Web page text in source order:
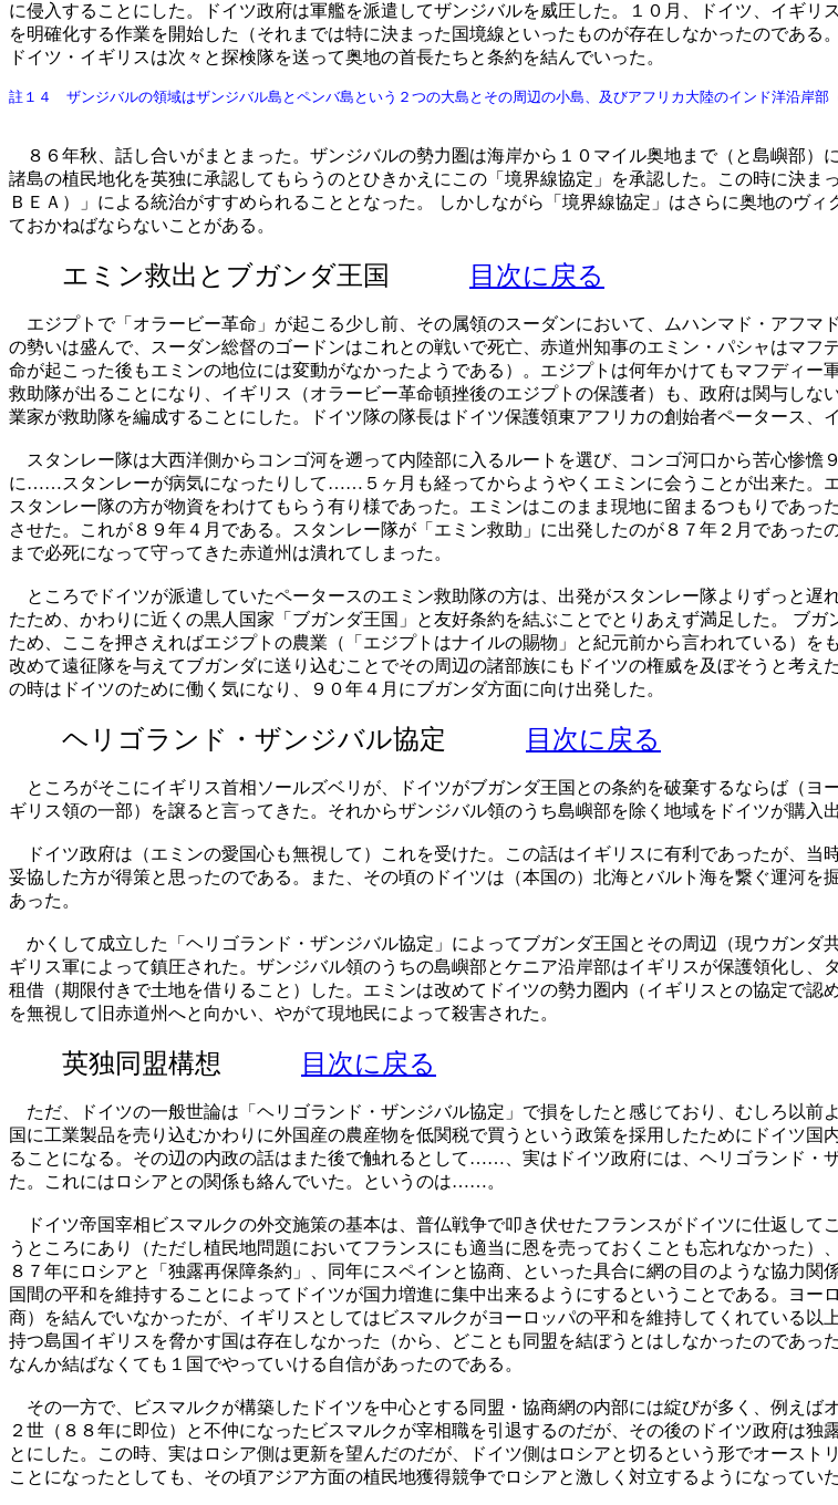
に侵入することにした。ドイツ政府は軍艦を派遣してザンジバルを威圧した。１０月、ドイツ、イギ
を明確化する作業を開始した（それまでは特に決まった国境線といったものが存在しなかったのであ
ドイツ・イギリスは次々と探検隊を送って奥地の首長たちと条約を結んでいった。
註１４ ザンジバルの領域はザンジバル島とペンバ島という２つの大島とその周辺の小島、及びアフリカ大陸のインド洋沿岸
８６年秋、話し合いがまとまった。ザンジバルの勢力圏は海岸から１０マイル奥地まで（と島嶼部）
諸島の植民地化を英独に承認してもらうのとひきかえにこの「境界線協定」を承認した。この時に決
ＢＥＡ）」による統治がすすめられることとなった。 しかしながら「境界線協定」はさらに奥地のヴ
ておかねばならないことがある。
エミン救出とブガンダ王国 目次に戻る
エジプトで「オラービー革命」が起こる少し前、その属領のスーダンにおいて、ムハンマド・アフ
の勢いは盛んで、スーダン総督のゴードンはこれとの戦いで死亡、赤道州知事のエミン・パシャはマ
命が起こった後もエミンの地位には変動がなかったようである）。エジプトは何年かけてもマフディ
救助隊が出ることになり、イギリス（オラービー革命頓挫後のエジプトの保護者）も、政府は関与し
業家が救助隊を編成することにした。ドイツ隊の隊長はドイツ保護領東アフリカの創始者ペータース、
スタンレー隊は大西洋側からコンゴ河を遡って内陸部に入るルートを選び、コンゴ河口から苦心惨憺
に……スタンレーが病気になったりして……５ヶ月も経ってからようやくエミンに会うことが出来た。
スタンレー隊の方が物資をわけてもらう有り様であった。エミンはこのまま現地に留まるつもりであ
させた。これが８９年４月である。スタンレー隊が「エミン救助」に出発したのが８７年２月であっ
まで必死になって守ってきた赤道州は潰れてしまった。
ところでドイツが派遣していたペータースのエミン救助隊の方は、出発がスタンレー隊よりずっと
たため、かわりに近くの黒人国家「ブガンダ王国」と友好条約を結ぶことでとりあえず満足した。 ブ
ため、ここを押さえればエジプトの農業（「エジプトはナイルの賜物」と紀元前から言われている）
改めて遠征隊を与えてブガンダに送り込むことでその周辺の諸部族にもドイツの権威を及ぼそうと考
の時はドイツのために働く気になり、９０年４月にブガンダ方面に向け出発した。
ヘリゴランド・ザンジバル協定 目次に戻る
ところがそこにイギリス首相ソールズベリが、ドイツがブガンダ王国との条約を破棄するならば（ヨ
ギリス領の一部）を譲ると言ってきた。それからザンジバル領のうち島嶼部を除く地域をドイツが購入
ドイツ政府は（エミンの愛国心も無視して）これを受けた。この話はイギリスに有利であったが、
妥協した方が得策と思ったのである。また、その頃のドイツは（本国の）北海とバルト海を繋ぐ運河
あった。
かくして成立した「ヘリゴランド・ザンジバル協定」によってブガンダ王国とその周辺（現ウガンダ
ギリス軍によって鎮圧された。ザンジバル領のうちの島嶼部とケニア沿岸部はイギリスが保護領化し
租借（期限付きで土地を借りること）した。エミンは改めてドイツの勢力圏内（イギリスとの協定で
を無視して旧赤道州へと向かい、やがて現地民によって殺害された。
英独同盟構想 目次に戻る
ただ、ドイツの一般世論は「ヘリゴランド・ザンジバル協定」で損をしたと感じており、むしろ以
国に工業製品を売り込むかわりに外国産の農産物を低関税で買うという政策を採用したためにドイツ
ることになる。その辺の内政の話はまた後で触れるとして……、実はドイツ政府には、ヘリゴランド・
た。これにはロシアとの関係も絡んでいた。というのは……。
ドイツ帝国宰相ビスマルクの外交施策の基本は、普仏戦争で叩き伏せたフランスがドイツに仕返し
うところにあり（ただし植民地問題においてフランスにも適当に恩を売っておくことも忘れなかった
８７年にロシアと「独露再保障条約」、同年にスペインと協商、といった具合に網の目のような協力
国間の平和を維持することによってドイツが国力増進に集中出来るようにするということである。ヨ
商）を結んでいなかったが、イギリスとしてはビスマルクがヨーロッパの平和を維持してくれている
持つ島国イギリスを脅かす国は存在しなかった（から、どことも同盟を結ぼうとはしなかったのであ
なんか結ばなくても１国でやっていける自信があったのである。
その一方で、ビスマルクが構築したドイツを中心とする同盟・協商網の内部には綻びが多く、例えば
２世（８８年に即位）と不仲になったビスマルクが宰相職を引退するのだが、その後のドイツ政府は
とにした。この時、実はロシア側は更新を望んだのだが、ドイツ側はロシアと切るという形でオース
ことになったとしても、その頃アジア方面の植民地獲得競争でロシアと激しく対立するようになってい